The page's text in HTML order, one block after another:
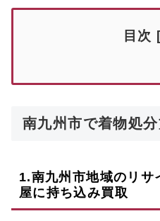
目次 [
南九州市で着物処分
1.南九州市地域のリサ
屋に持ち込み買取